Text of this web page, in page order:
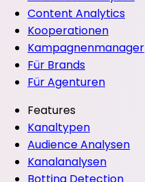
Content Analytics
Kooperationen
Kampagnenmanager
Für Brands
Für Agenturen
Features
Kanaltypen
Audience Analysen
Kanalanalysen